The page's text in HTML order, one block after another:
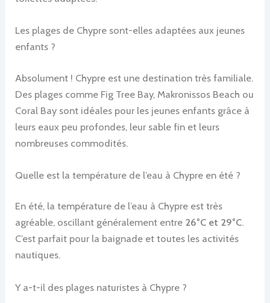
Les plages de Chypre sont-elles adaptées aux jeunes
enfants ?
Absolument ! Chypre est une destination très familiale.
Des plages comme Fig Tree Bay, Makronissos Beach ou
Coral Bay sont idéales pour les jeunes enfants grâce à
leurs eaux peu profondes, leur sable fin et leurs
nombreuses commodités.
Quelle est la température de l’eau à Chypre en été ?
En été, la température de l’eau à Chypre est très
agréable, oscillant généralement entre 26°C et 29°C.
C’est parfait pour la baignade et toutes les activités
nautiques.
Y a-t-il des plages naturistes à Chypre ?